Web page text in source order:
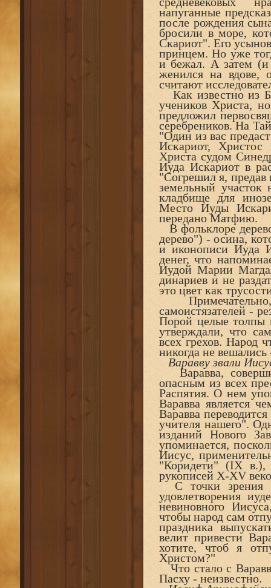
напуганные
после рождения
бросили в море,
Скариот". Его
принцем. Но уже
и бежал. А затем (и
женился на вдове,
считают
Как известно из
учеников Христа,
предложил
серебреников. На
"Один из вас
Искариот,
Христа судом
Иуда Искариот в
"Согрешил я, предав
земельный участок
кладбище для
Место Иуды
передано Матфию.
В фольклоре
дерево") - осина,
и иконописи Иуда
денег, что
Иудой Марии
динариев и не
это цвет как
Примечательно,
самоистязателей -
Порой целые толпы
утверждали, что
всех грехов. Народ
никогда не
Варавву звали
Варавва,
опасным из всех
Распятия. О нем
Ваpавва является
Варавва
учителя нашего".
изданий Нового
упоминается,
Иисyс,
"Коридети" (IX в.),
pyкописей X-XV
С точки зрения
удовлетворения
невиновного
чтобы народ сам
праздника
велит привести
хотите, чтоб я
Христом?"
Что стало с
Пасху - неизвестно.